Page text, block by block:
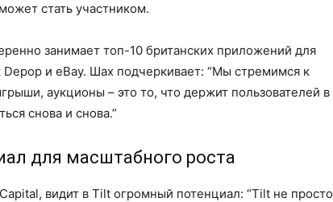
стать участником.
занимает топ-10 британских приложений для
Depop и eBay. Шах подчеркивает: “Мы стремимся к
аукционы – это то, что держит пользователей в
снова и снова.”
для масштабного роста
видит в Tilt огромный потенциал: “Tilt не просто